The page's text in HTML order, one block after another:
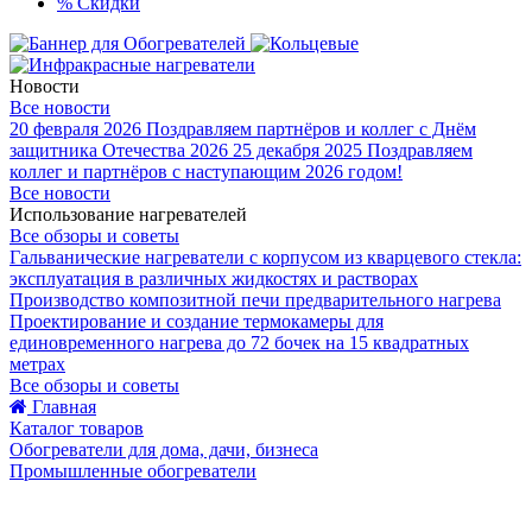
Новости
Все новости
20 февраля 2026 Поздравляем партнёров и коллег с Днём
защитника Отечества 2026 25 декабря 2025 Поздравляем
коллег и партнёров с наступающим 2026 годом!
Все новости
Использование нагревателей
Все обзоры и советы
Гальванические нагреватели с корпусом из кварцевого стекла:
эксплуатация в различных жидкостях и растворах
Производство композитной печи предварительного нагрева
Проектирование и создание термокамеры для
единовременного нагрева до 72 бочек на 15 квадратных
метрах
Все обзоры и советы
Главная
Каталог товаров
Обогреватели для дома, дачи, бизнеса
Промышленные обогреватели